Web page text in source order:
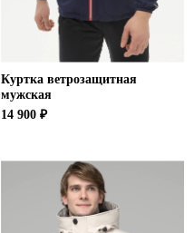
Куртка ветрозащитная
мужская
14 900 ₽